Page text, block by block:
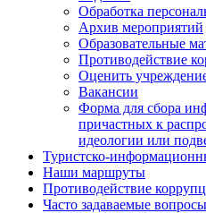
Обработка
Архив мероприятий
Образовательные
Противодействие
Оценить
Вакансии
Форма для сбора
причастных к
идеологии или
Туристско-
Наши маршруты
Противодействие
Часто задаваемые вопросы